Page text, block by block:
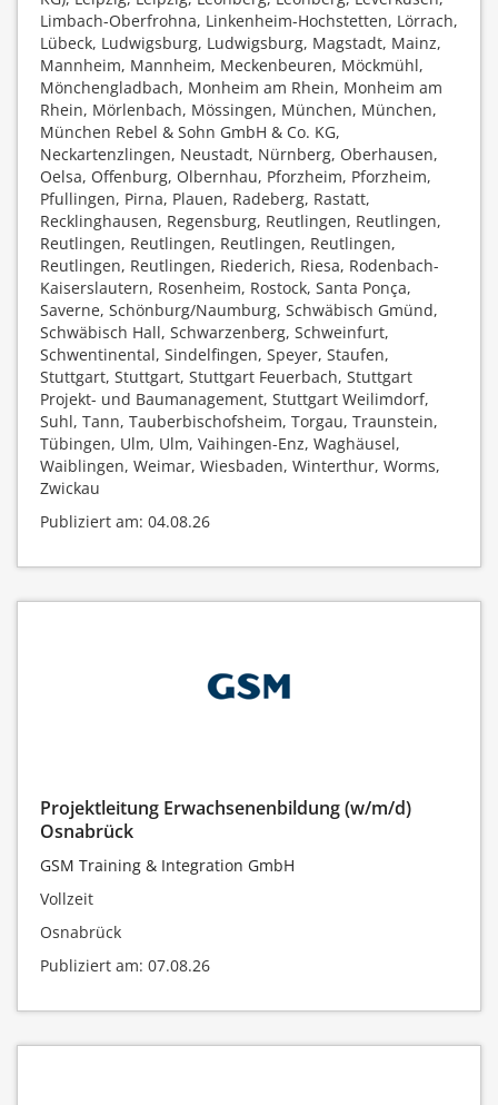
Limbach-Oberfrohna, Linkenheim-Hochstetten, Lörrach,
Lübeck, Ludwigsburg, Ludwigsburg, Magstadt, Mainz,
Mannheim, Mannheim, Meckenbeuren, Möckmühl,
Mönchengladbach, Monheim am Rhein, Monheim am
Rhein, Mörlenbach, Mössingen, München, München,
München Rebel & Sohn GmbH & Co. KG,
Neckartenzlingen, Neustadt, Nürnberg, Oberhausen,
Oelsa, Offenburg, Olbernhau, Pforzheim, Pforzheim,
Pfullingen, Pirna, Plauen, Radeberg, Rastatt,
Recklinghausen, Regensburg, Reutlingen, Reutlingen,
Reutlingen, Reutlingen, Reutlingen, Reutlingen,
Reutlingen, Reutlingen, Riederich, Riesa, Rodenbach-
Kaiserslautern, Rosenheim, Rostock, Santa Ponça,
Saverne, Schönburg/Naumburg, Schwäbisch Gmünd,
Schwäbisch Hall, Schwarzenberg, Schweinfurt,
Schwentinental, Sindelfingen, Speyer, Staufen,
Stuttgart, Stuttgart, Stuttgart Feuerbach, Stuttgart
Projekt- und Baumanagement, Stuttgart Weilimdorf,
Suhl, Tann, Tauberbischofsheim, Torgau, Traunstein,
Tübingen, Ulm, Ulm, Vaihingen-Enz, Waghäusel,
Waiblingen, Weimar, Wiesbaden, Winterthur, Worms,
Zwickau
Publiziert am: 04.08.26
Projektleitung Erwachsenenbildung (w/m/d)
Osnabrück
GSM Training & Integration GmbH
Vollzeit
Osnabrück
Publiziert am: 07.08.26